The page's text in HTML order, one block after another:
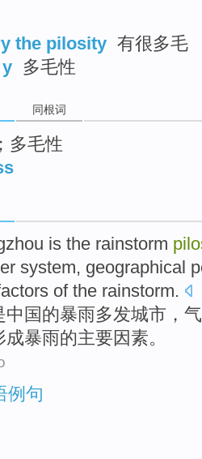
the pilosity 有很多毛
多毛性
同根词
多毛性
is the rainstorm
system, geographical
of the rainstorm.
中国 的暴雨多发城市 ，
成暴雨的主要因素。
例句